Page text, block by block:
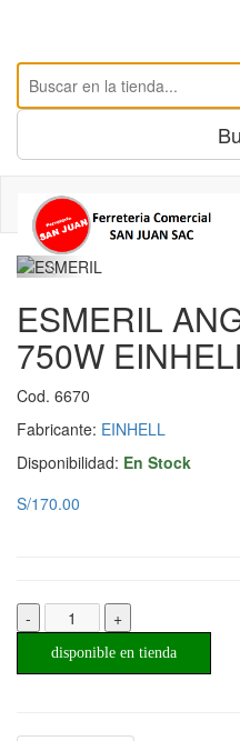
ESMERIL
750W
Cod. 6670
Fabricante: EINHELL
Disponibilidad: En Stock
S/170.00
- +
disponible en tienda